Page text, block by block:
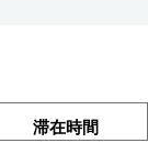
滞在時間